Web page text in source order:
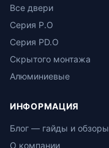
Все двери
Серия P.O
Серия PD.O
Скрытого монтажа
Алюминиевые
ИНФОРМАЦИЯ
Блог — гайды и обзоры
О компании